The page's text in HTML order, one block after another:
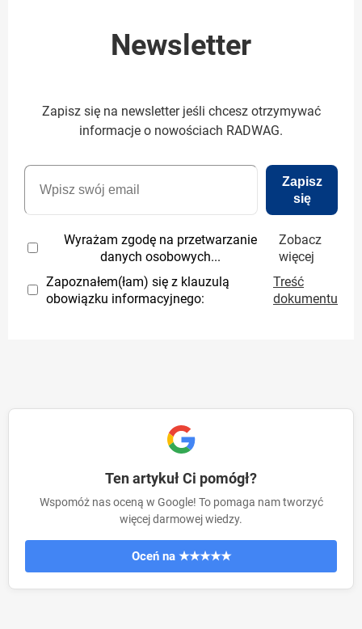
Newsletter
Zapisz się na newsletter jeśli chcesz otrzymywać
informacje o nowościach RADWAG.
Zapisz
się
Wyrażam zgodę na przetwarzanie
danych osobowych...
Zobacz
więcej
Zapoznałem(łam) się z klauzulą
obowiązku informacyjnego:
Treść
dokumentu
Ten artykuł Ci pomógł?
Wspomóż nas oceną w Google! To pomaga nam tworzyć
więcej darmowej wiedzy.
Oceń na ★★★★★